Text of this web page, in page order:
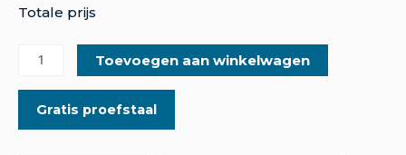
Totale prijs
Toevoegen aan winkelwagen
Gratis proefstaal